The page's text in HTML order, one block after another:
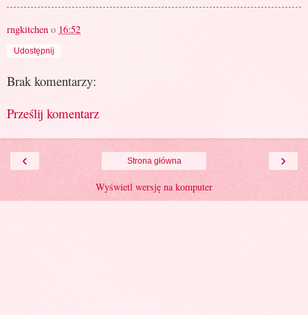
rngkitchen o 16:52
Udostępnij
Brak komentarzy:
Prześlij komentarz
‹ ›
Strona główna
Wyświetl wersję na komputer